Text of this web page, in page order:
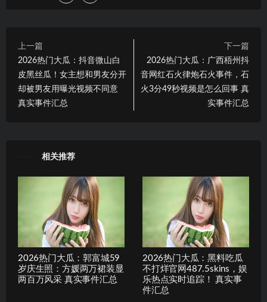
上一篇
2026热门大瓜：抖音微山白
皮黑丝瓜！女主想和男友分开
却被男友用曝光视频不同意
真实事件汇总
下一篇
2026热门大瓜：广西梧州抖
音网红石火律炮石火事件，石
火3分49秒视频是怎么回事 真
实事件汇总
相关推荐
2026热门大瓜：郭富城59
岁庆生照：方媛两万裙装显
两百万风采 真实事件汇总
2026热门大瓜：黑料吃瓜
不打烊官网487.5skins，娱
乐热点实时追踪！ 真实事
件汇总